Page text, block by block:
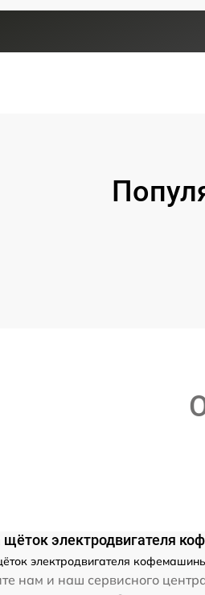
электродвигателя
электродвигателя
нам и наш сервисного